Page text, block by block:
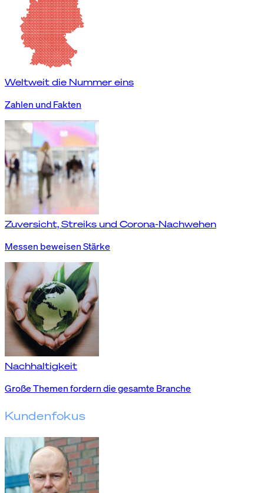
Weltweit die Nummer eins
Zahlen und Fakten
Zuversicht, Streiks und Corona-Nachwehen
Messen beweisen Stärke
Nachhaltigkeit
Große Themen fordern die gesamte Branche
Kundenfokus